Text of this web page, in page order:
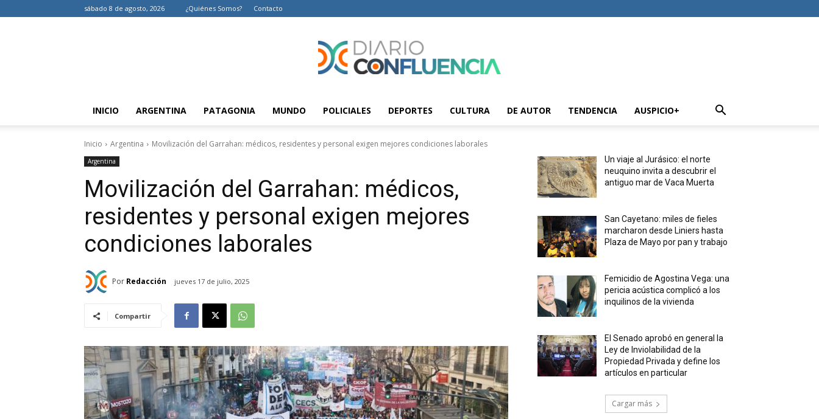
sábado 8 de agosto, 2026 ¿Quiénes Somos? Contacto
Diario
Confluencia
Noticias
INICIO ARGENTINA PATAGONIA MUNDO POLICIALES DEPORTES CULTURA DE AUTOR TENDENCIA AUSPICIO+
Inicio Argentina Movilización del Garrahan: médicos, residentes y personal exigen mejores condiciones laborales
Argentina
Movilización del Garrahan: médicos,
residentes y personal exigen mejores
condiciones laborales
Por Redacción jueves 17 de julio, 2025
Compartir
Un viaje al Jurásico: el norte
neuquino invita a descubrir el
antiguo mar de Vaca Muerta
San Cayetano: miles de fieles
marcharon desde Liniers hasta
Plaza de Mayo por pan y trabajo
Femicidio de Agostina Vega: una
pericia acústica complicó a los
inquilinos de la vivienda
El Senado aprobó en general la
Ley de Inviolabilidad de la
Propiedad Privada y define los
artículos en particular
Cargar más